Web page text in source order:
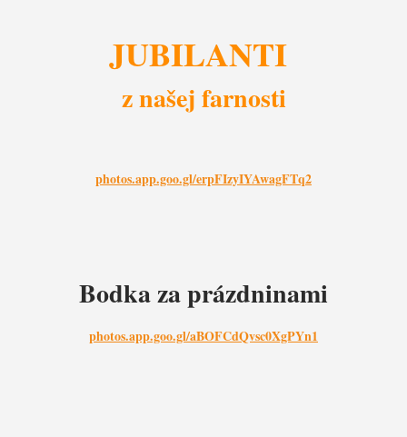
JUBILANTI
z našej farnosti
photos.app.goo.gl/erpFIzyIYAwagFTq2
Bodka za prázdninami
photos.app.goo.gl/aBOFCdQvsc0XgPYn1